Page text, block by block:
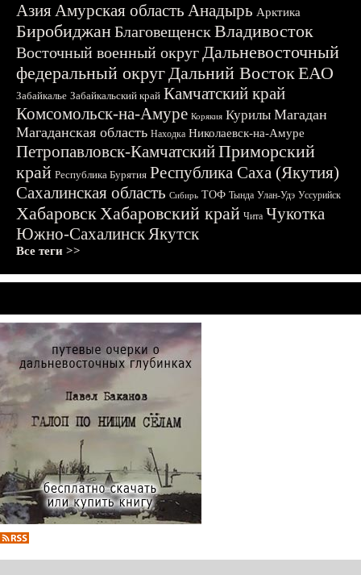
АзияАмурская область Анадырь Арктика
БиробиджанБлаговещенскВладивосток
Восточный военный округДальневосточный
федеральный округДальний ВостокЕАО
Забайкалье Забайкальский край Камчатский край
Комсомольск-на-Амуре Корякия Курилы Магадан
Магаданская область Находка Николаевск-на-Амуре
Петропавловск-КамчатскийПриморский
край Республика Бурятия Республика Саха (Якутия)
Сахалинская область Сибирь ТОФ Тында Улан-Удэ Уссурийск
ХабаровскХабаровский край Чита Чукотка
Южно-СахалинскЯкутск
Все теги >>